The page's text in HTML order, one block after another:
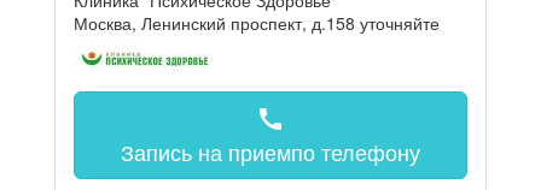
Москва, Ленинский проспект, д.158 уточняйте
call
Запись на приемпо телефону